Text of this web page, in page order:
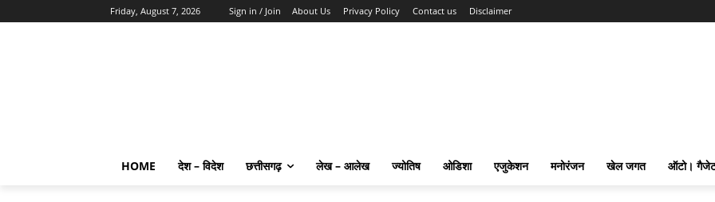
Friday, August 7, 2026 Sign in / Join About Us Privacy Policy Contact us Disclaimer
HOME देश – विदेश छत्तीसगढ़ लेख – आलेख ज्योतिष ओडिशा एजुकेशन मनोरंजन खेल जगत ऑटो।